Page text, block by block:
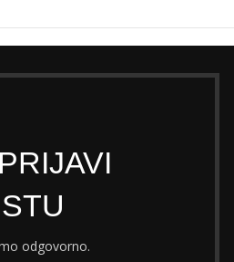
odgovorno.
Početna
SHIMANO POGON